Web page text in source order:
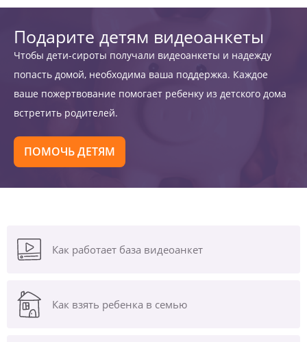
Подарите детям видеоанкеты
Чтобы дети-сироты получали видеоанкеты и надежду
попасть домой, необходима ваша поддержка. Каждое
ваше пожертвование помогает ребенку из детского дома
встретить родителей.
ПОМОЧЬ ДЕТЯМ
Как работает база видеоанкет
Как взять ребенка в семью